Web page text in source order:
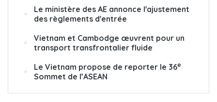
Le ministère des AE annonce l'ajustement
des règlements d'entrée
Vietnam et Cambodge œuvrent pour un
transport transfrontalier fluide
Le Vietnam propose de reporter le 36e
Sommet de l’ASEAN